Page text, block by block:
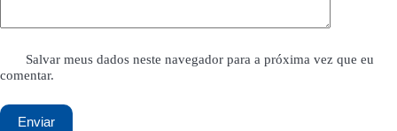
Salvar meus dados neste navegador para a próxima vez que eu
comentar.
Enviar